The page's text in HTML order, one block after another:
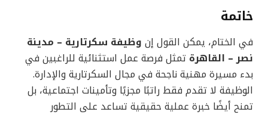
خاتمة
في الختام، يمكن القول إن وظيفة سكرتارية – مدينة
نصر – القاهرة تمثل فرصة عمل استثنائية للراغبين في
بدء مسيرة مهنية ناجحة في مجال السكرتارية والإدارة.
الوظيفة لا تقدم فقط راتبًا مجزيًا وتأمينات اجتماعية، بل
تمنح أيضًا خبرة عملية حقيقية تساعد على التطور